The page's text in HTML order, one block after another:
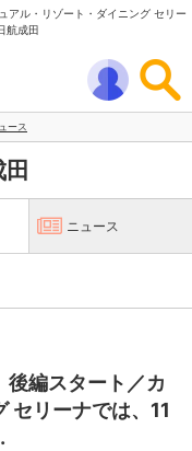
アル・リゾート・ダイニング セリー
航成田
ース
ニュース
後編スタート／カ
セリーナでは、11